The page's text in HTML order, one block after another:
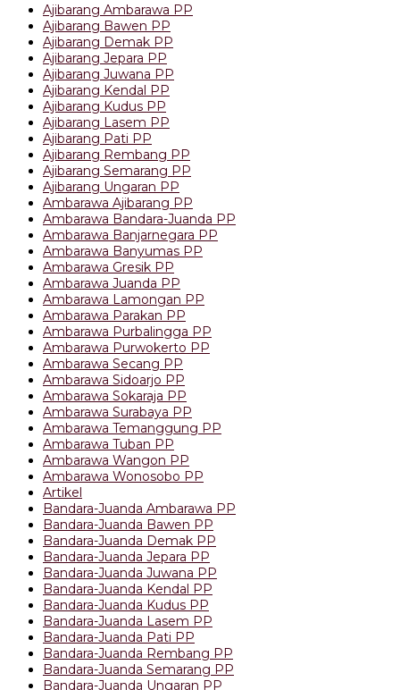
Ajibarang Ambarawa PP
Ajibarang Bawen PP
Ajibarang Demak PP
Ajibarang Jepara PP
Ajibarang Juwana PP
Ajibarang Kendal PP
Ajibarang Kudus PP
Ajibarang Lasem PP
Ajibarang Pati PP
Ajibarang Rembang PP
Ajibarang Semarang PP
Ajibarang Ungaran PP
Ambarawa Ajibarang PP
Ambarawa Bandara-Juanda PP
Ambarawa Banjarnegara PP
Ambarawa Banyumas PP
Ambarawa Gresik PP
Ambarawa Juanda PP
Ambarawa Lamongan PP
Ambarawa Parakan PP
Ambarawa Purbalingga PP
Ambarawa Purwokerto PP
Ambarawa Secang PP
Ambarawa Sidoarjo PP
Ambarawa Sokaraja PP
Ambarawa Surabaya PP
Ambarawa Temanggung PP
Ambarawa Tuban PP
Ambarawa Wangon PP
Ambarawa Wonosobo PP
Artikel
Bandara-Juanda Ambarawa PP
Bandara-Juanda Bawen PP
Bandara-Juanda Demak PP
Bandara-Juanda Jepara PP
Bandara-Juanda Juwana PP
Bandara-Juanda Kendal PP
Bandara-Juanda Kudus PP
Bandara-Juanda Lasem PP
Bandara-Juanda Pati PP
Bandara-Juanda Rembang PP
Bandara-Juanda Semarang PP
Bandara-Juanda Ungaran PP